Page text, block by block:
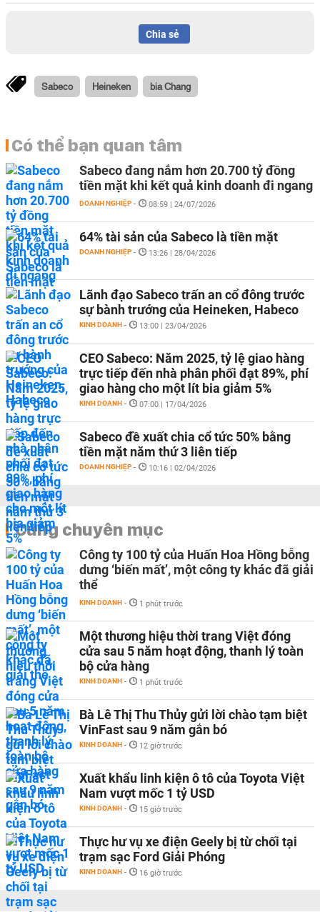
Chia sẻ
Sabeco Heineken bia Chang
Có thể bạn quan tâm
Sabeco đang nắm hơn 20.700 tỷ đồng
tiền mặt khi kết quả kinh doanh đi ngang
DOANH NGHIỆP - 08:59 | 24/07/2026
64% tài sản của Sabeco là tiền mặt
DOANH NGHIỆP - 13:26 | 28/04/2026
Lãnh đạo Sabeco trấn an cổ đông trước
sự bành trướng của Heineken, Habeco
KINH DOANH - 13:00 | 23/04/2026
CEO Sabeco: Năm 2025, tỷ lệ giao hàng
trực tiếp đến nhà phân phối đạt 89%, phí
giao hàng cho một lít bia giảm 5%
KINH DOANH - 07:00 | 17/04/2026
Sabeco đề xuất chia cổ tức 50% bằng
tiền mặt năm thứ 3 liên tiếp
DOANH NGHIỆP - 10:16 | 02/04/2026
Cùng chuyên mục
Công ty 100 tỷ của Huấn Hoa Hồng bỗng
dưng ‘biến mất’, một công ty khác đã giải
thể
KINH DOANH - 1 phút trước
Một thương hiệu thời trang Việt đóng
cửa sau 5 năm hoạt động, thanh lý toàn
bộ cửa hàng
KINH DOANH - 1 phút trước
Bà Lê Thị Thu Thủy gửi lời chào tạm biệt
VinFast sau 9 năm gắn bó
KINH DOANH - 12 giờ trước
Xuất khẩu linh kiện ô tô của Toyota Việt
Nam vượt mốc 1 tỷ USD
KINH DOANH - 15 giờ trước
Thực hư vụ xe điện Geely bị từ chối tại
trạm sạc Ford Giải Phóng
KINH DOANH - 16 giờ trước